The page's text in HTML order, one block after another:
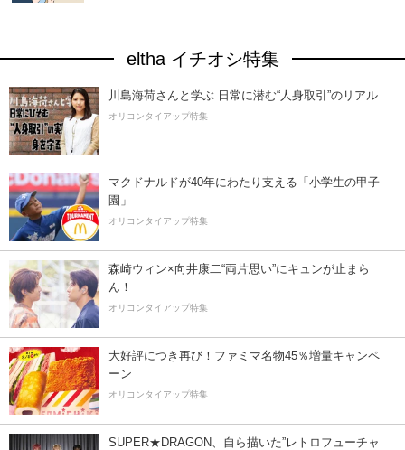
eltha イチオシ特集
川島海荷さんと学ぶ 日常に潜む“人身取引”のリアル
オリコンタイアップ特集
マクドナルドが40年にわたり支える「小学生の甲子
園」
オリコンタイアップ特集
森崎ウィン×向井康二“両片思い”にキュンが止まら
ん！
オリコンタイアップ特集
大好評につき再び！ファミマ名物45％増量キャンペ
ーン
オリコンタイアップ特集
SUPER★DRAGON、自ら描いた”レトロフューチャ